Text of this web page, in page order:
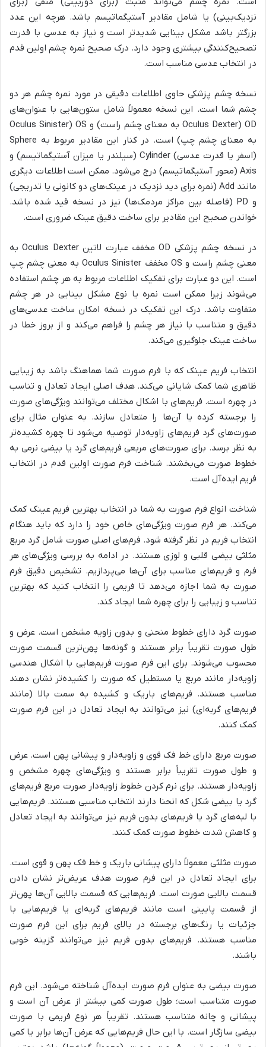
نزدیک‌بینی) یا شامل مقادیر آستیگماتیسم باشد. هرچه این عدد
بزرگتر باشد مشکل بینایی شدیدتر است و نیاز به عدسی با قدرت
تصحیح‌کنندگی بیشتری وجود دارد. درک صحیح نمره چشم اولین قدم
در انتخاب عدسی مناسب است.
نسخه چشم پزشکی حاوی اطلاعات دقیقی در مورد نمره چشم هر دو
چشم شما است. این نسخه معمولاً شامل ستون‌هایی با عنوان‌های
OD (Oculus Dexter به معنای چشم راست) و OS (Oculus Sinister
به معنای چشم چپ) است. در کنار این مقادیر مربوط به Sphere
(اسفر یا قدرت عدسی) Cylinder (سیلندر یا میزان آستیگماتیسم) و
Axis (محور آستیگماتیسم) درج می‌شود. ممکن است اطلاعات دیگری
مانند Add (نمره برای دید نزدیک در عینک‌های دو کانونی یا تدریجی)
و PD (فاصله بین مراکز مردمک‌ها) نیز در نسخه قید شده باشد.
خواندن صحیح این مقادیر برای ساخت دقیق عینک ضروری است.
در نسخه چشم پزشکی OD مخفف عبارت لاتین Oculus Dexter به
معنی چشم راست و OS مخفف Oculus Sinister به معنی چشم چپ
است. این دو عبارت برای تفکیک اطلاعات مربوط به هر چشم استفاده
می‌شوند زیرا ممکن است نمره یا نوع مشکل بینایی در هر چشم
متفاوت باشد. درک این تفکیک در نسخه امکان ساخت عدسی‌های
دقیق و متناسب با نیاز هر چشم را فراهم می‌کند و از بروز خطا در
ساخت عینک جلوگیری می‌کند.
انتخاب فریم عینک که با فرم صورت شما هماهنگ باشد به زیبایی
ظاهری شما کمک شایانی می‌کند. هدف اصلی ایجاد تعادل و تناسب
در چهره است. فریم‌های با اشکال مختلف می‌توانند ویژگی‌های صورت
را برجسته کرده یا آن‌ها را متعادل سازند. به عنوان مثال برای
صورت‌های گرد فریم‌های زاویه‌دار توصیه می‌شود تا چهره کشیده‌تر
به نظر برسد. برای صورت‌های مربعی فریم‌های گرد یا بیضی نرمی به
خطوط صورت می‌بخشند. شناخت فرم صورت اولین قدم در انتخاب
فریم ایده‌آل است.
شناخت انواع فرم صورت به شما در انتخاب بهترین فریم عینک کمک
می‌کند. هر فرم صورت ویژگی‌های خاص خود را دارد که باید هنگام
انتخاب فریم در نظر گرفته شود. فرم‌های اصلی صورت شامل گرد مربع
مثلثی بیضی قلبی و لوزی هستند. در ادامه به بررسی ویژگی‌های هر
فرم و فریم‌های مناسب برای آن‌ها می‌پردازیم. تشخیص دقیق فرم
صورت به شما اجازه می‌دهد تا فریمی را انتخاب کنید که بهترین
تناسب و زیبایی را برای چهره شما ایجاد کند.
صورت گرد دارای خطوط منحنی و بدون زاویه مشخص است. عرض و
طول صورت تقریباً برابر هستند و گونه‌ها پهن‌ترین قسمت صورت
محسوب می‌شوند. برای این فرم صورت فریم‌هایی با اشکال هندسی
زاویه‌دار مانند مربع یا مستطیل که صورت را کشیده‌تر نشان دهند
مناسب هستند. فریم‌های باریک و کشیده به سمت بالا (مانند
فریم‌های گربه‌ای) نیز می‌توانند به ایجاد تعادل در این فرم صورت
کمک کنند.
صورت مربع دارای خط فک قوی و زاویه‌دار و پیشانی پهن است. عرض
و طول صورت تقریباً برابر هستند و ویژگی‌های چهره مشخص و
زاویه‌دار هستند. برای نرم کردن خطوط زاویه‌دار صورت مربع فریم‌های
گرد یا بیضی شکل که انحنا دارند انتخاب مناسبی هستند. فریم‌هایی
با لبه‌های گرد یا فریم‌های بدون فریم نیز می‌توانند به ایجاد تعادل
و کاهش شدت خطوط صورت کمک کنند.
صورت مثلثی معمولاً دارای پیشانی باریک و خط فک پهن و قوی است.
برای ایجاد تعادل در این فرم صورت هدف عریض‌تر نشان دادن
قسمت بالایی صورت است. فریم‌هایی که قسمت بالایی آن‌ها پهن‌تر
از قسمت پایینی است مانند فریم‌های گربه‌ای یا فریم‌هایی با
جزئیات یا رنگ‌های برجسته در بالای فریم برای این فرم صورت
مناسب هستند. فریم‌های بدون فریم نیز می‌توانند گزینه خوبی
باشند.
صورت بیضی به عنوان فرم صورت ایده‌آل شناخته می‌شود. این فرم
صورت متناسب است؛ طول صورت کمی بیشتر از عرض آن است و
پیشانی و چانه متناسب هستند. تقریباً هر نوع فریمی با صورت
بیضی سازگار است. با این حال فریم‌هایی که عرض آن‌ها برابر یا کمی